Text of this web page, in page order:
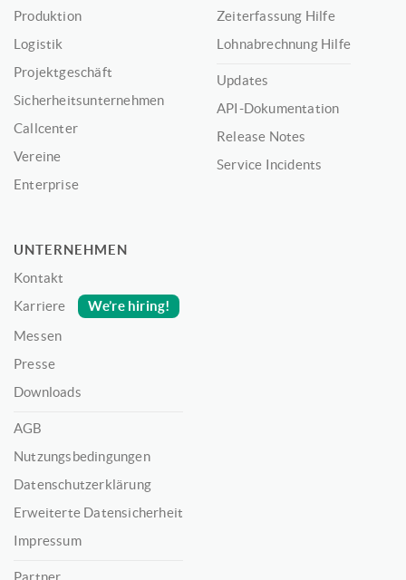
Produktion
Logistik
Projektgeschäft
Sicherheitsunternehmen
Callcenter
Vereine
Enterprise
Zeiterfassung Hilfe
Lohnabrechnung Hilfe
Updates
API-Dokumentation
Release Notes
Service Incidents
UNTERNEHMEN
Kontakt
Karriere
We’re hiring!
Messen
Presse
Downloads
AGB
Nutzungsbedingungen
Datenschutzerklärung
Erweiterte Datensicherheit
Impressum
Partner